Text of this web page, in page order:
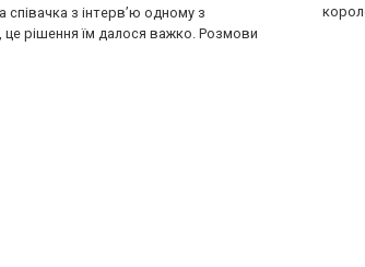
співачка з інтерв’ю одному з
це рішення їм далося важко. Розмови